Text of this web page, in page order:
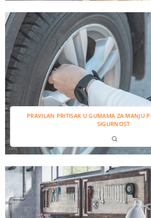
PRAVILAN PRITISAK U GUMAMA ZA MANJU
SIGURNOST